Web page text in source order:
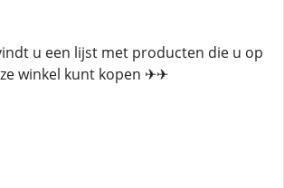
u een lijst met producten die u op
winkel kunt kopen ✈✈